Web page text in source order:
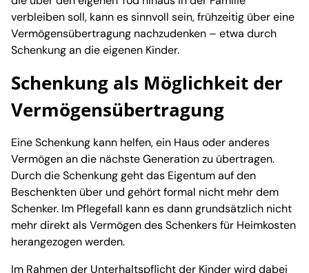
verbleiben soll, kann es sinnvoll sein, frühzeitig über eine
Vermögensübertragung nachzudenken – etwa durch
Schenkung an die eigenen Kinder.
Schenkung als Möglichkeit der
Vermögensübertragung
Eine Schenkung kann helfen, ein Haus oder anderes
Vermögen an die nächste Generation zu übertragen.
Durch die Schenkung geht das Eigentum auf den
Beschenkten über und gehört formal nicht mehr dem
Schenker. Im Pflegefall kann es dann grundsätzlich nicht
mehr direkt als Vermögen des Schenkers für Heimkosten
herangezogen werden.
Im Rahmen der Unterhaltspflicht der Kinder wird dabei